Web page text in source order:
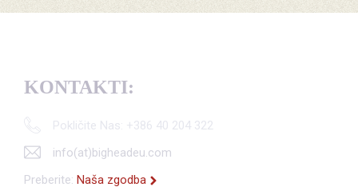
KONTAKTI:
Pokličite Nas: +386 40 204 322
info(at)bigheadeu.com
Preberite: Naša zgodba